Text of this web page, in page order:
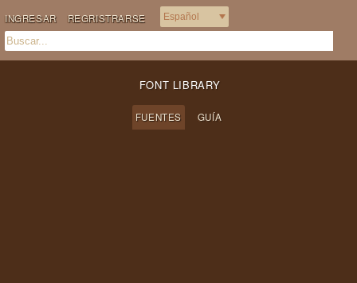
INGRESAR REGRISTRARSE
FONT LIBRARY
FUENTES GUÍA